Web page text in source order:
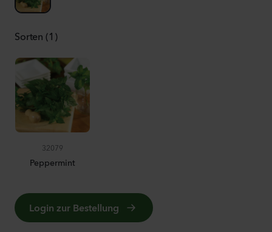
Sorten (1)
32079
Peppermint
Login zur Bestellung